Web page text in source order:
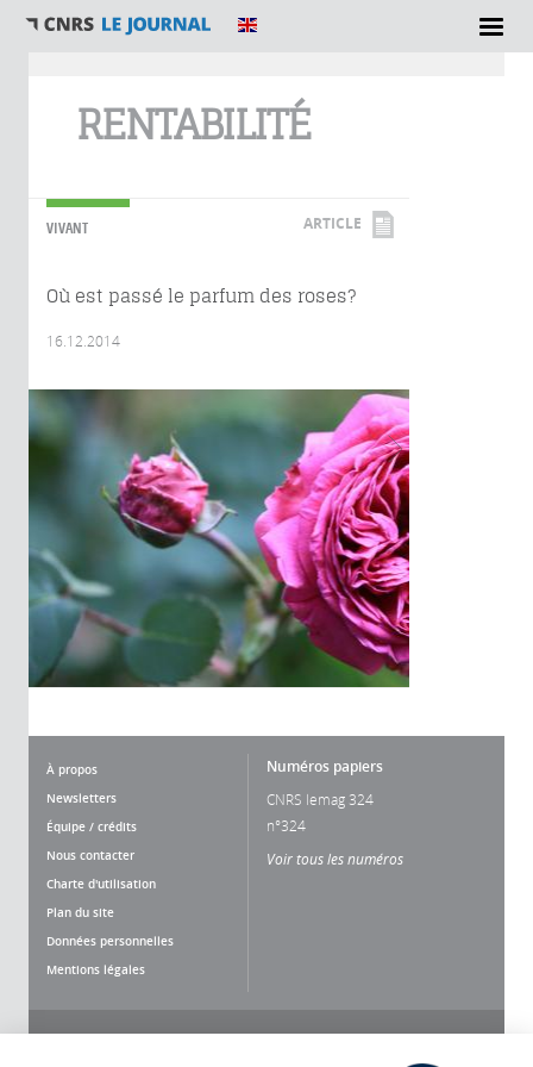
RENTABILITÉ
VIVANT ARTICLE
Où est passé le parfum des roses?
16.12.2014
À propos
Newsletters
Équipe / crédits
Nous contacter
Charte d'utilisation
Plan du site
Données personnelles
Mentions légales
Numéros papiers
CNRS lemag 324
n°324
Voir tous les numéros